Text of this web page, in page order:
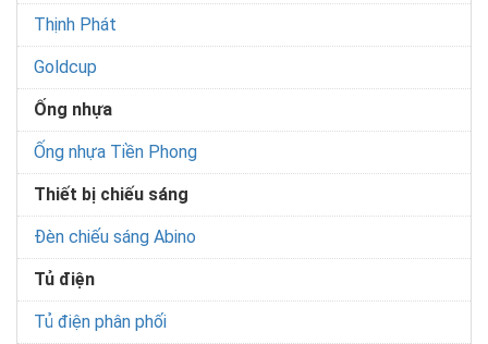
Thịnh Phát
Goldcup
Ống nhựa
Ống nhựa Tiền Phong
Thiết bị chiếu sáng
Đèn chiếu sáng Abino
Tủ điện
Tủ điện phân phối